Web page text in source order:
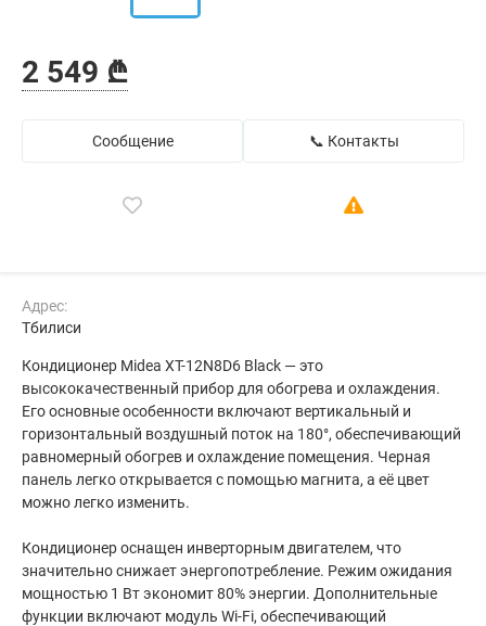
2 549 ₾
Сообщение 📞 Контакты
Адрес:
Тбилиси
Кондиционер Midea XT-12N8D6 Black — это
высококачественный прибор для обогрева и охлаждения.
Его основные особенности включают вертикальный и
горизонтальный воздушный поток на 180°, обеспечивающий
равномерный обогрев и охлаждение помещения. Черная
панель легко открывается с помощью магнита, а её цвет
можно легко изменить.
Кондиционер оснащен инверторным двигателем, что
значительно снижает энергопотребление. Режим ожидания
мощностью 1 Вт экономит 80% энергии. Дополнительные
функции включают модуль Wi-Fi, обеспечивающий